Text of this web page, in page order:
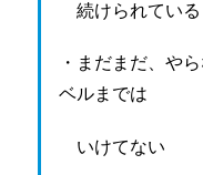
続けられている
・まだまだ、や
ベルまでは
いけてない